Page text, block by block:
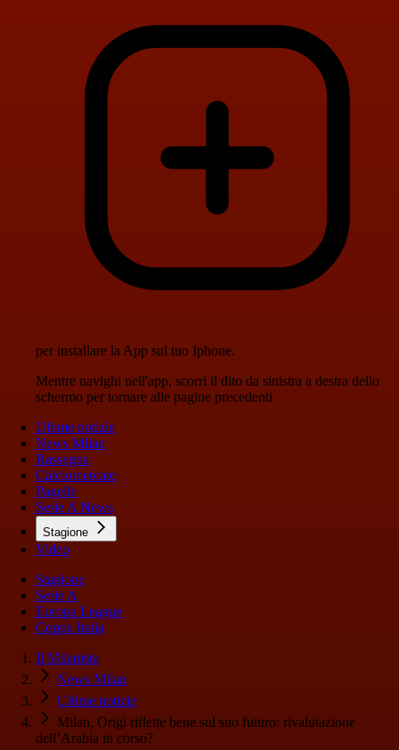
per installare la App sul tuo Iphone.
Mentre navighi nell'app, scorri il dito da sinistra a destra dello
schermo per tornare alle pagine precedenti
Ultime notizie
News Milan
Rassegna
Calciomercato
Pagelle
Serie A News
Stagione
Video
Stagione
Serie A
Europa League
Coppa Italia
Il Milanista
News Milan
Ultime notizie
Milan, Origi riflette bene sul suo futuro: rivalutazione
dell’Arabia in corso?